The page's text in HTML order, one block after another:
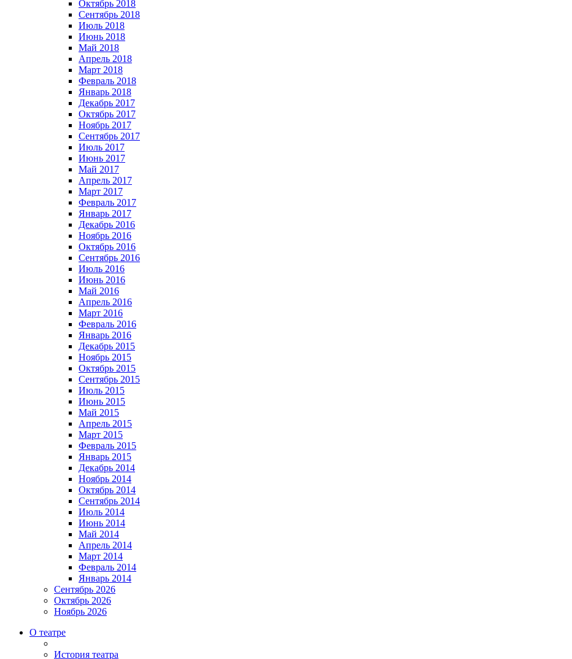
Октябрь 2018
Сентябрь 2018
Июль 2018
Июнь 2018
Май 2018
Апрель 2018
Март 2018
Февраль 2018
Январь 2018
Декабрь 2017
Октябрь 2017
Ноябрь 2017
Сентябрь 2017
Июль 2017
Июнь 2017
Май 2017
Апрель 2017
Март 2017
Февраль 2017
Январь 2017
Декабрь 2016
Ноябрь 2016
Октябрь 2016
Сентябрь 2016
Июль 2016
Июнь 2016
Май 2016
Апрель 2016
Март 2016
Февраль 2016
Январь 2016
Декабрь 2015
Ноябрь 2015
Октябрь 2015
Сентябрь 2015
Июль 2015
Июнь 2015
Май 2015
Апрель 2015
Март 2015
Февраль 2015
Январь 2015
Декабрь 2014
Ноябрь 2014
Октябрь 2014
Сентябрь 2014
Июль 2014
Июнь 2014
Май 2014
Апрель 2014
Март 2014
Февраль 2014
Январь 2014
Сентябрь 2026
Октябрь 2026
Ноябрь 2026
О театре
История театра